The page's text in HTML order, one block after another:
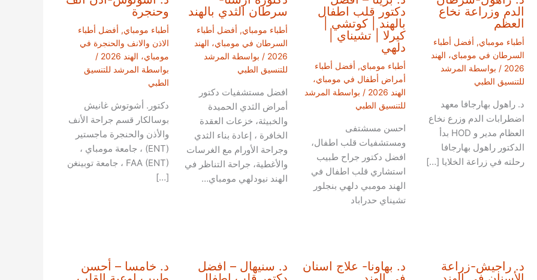
الدم وزراعة نخاع
العظم
أطباء مومباي, أفضل أطباء
السرطان في مومباي، الهند
2026 / بواسطة المرشد
للتنسيق الطبي
د. راهول بهارجافا معهد
اضطرابات الدم وزرع نخاع
العظام مدير و HOD بدأ
الدكتور راهول بهارجافا
رحلته في زراعة الخلايا […]
دكتور قلب اطفال
بالهند | كوتشي |
كيرلا | تشيناي |
دلهي
أطباء مومباي, أفضل أطباء
أمراض أطفال في مومباي،
الهند 2026
/ بواسطة المرشد
للتنسيق الطبي
احسن مسشتفى
ومستشفيات قلب اطفال،
افضل دكتور جراح طبيب
استشاري قلب اطفال في
الهند مومبي دلهي بنجلور
تشيناي حدراباد
سرطان الثدي بالهند
أطباء مومباي, أفضل أطباء
السرطان في مومباي، الهند
2026 / بواسطة المرشد
للتنسيق الطبي
افضل مستشفيات دكتور
أمراض الثدي الحميدة
والخبيثة، خزعات العقدة
الخافرة ، إعادة بناء الثدي
وجراحة الأورام مع الغرسات
والأغطية، جراحة التناظر في
الهند نيودلهي مومباي…
وحنجرة
أطباء مومباي, أفضل أطباء
الاذن والانف والحنجرة في
مومباي، الهند 2026
/
بواسطة المرشد للتنسيق
الطبي
دكتور. أشوتوش غانيش
بوسالكار قسم جراحة الأنف
والأذن والحنجرة ماجستير
(ENT) ، جامعة مومباي ،
FAA (ENT) ، جامعة توبينغن
[…]
د. راجيش-زراعة
د. بهاونا- علاج اسنان
د. سنيهال – افضل
د. خامسا – أحسن